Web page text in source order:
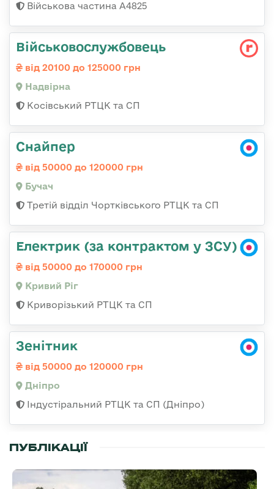
Військова частина А4825
Військовослужбовець
від 20100 до 125000 грн
Надвірна
Косівський РТЦК та СП
Снайпер
від 50000 до 120000 грн
Бучач
Третій відділ Чортківського РТЦК та СП
Електрик (за контрактом у ЗСУ)
від 50000 до 170000 грн
Кривий Ріг
Криворізький РТЦК та СП
Зенітник
від 50000 до 120000 грн
Дніпро
Індустіральний РТЦК та СП (Дніпро)
ПУБЛІКАЦІЇ